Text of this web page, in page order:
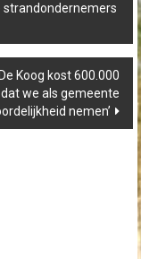
strandondernemers
Koog kost 600.000
dat we als gemeente
nemen’